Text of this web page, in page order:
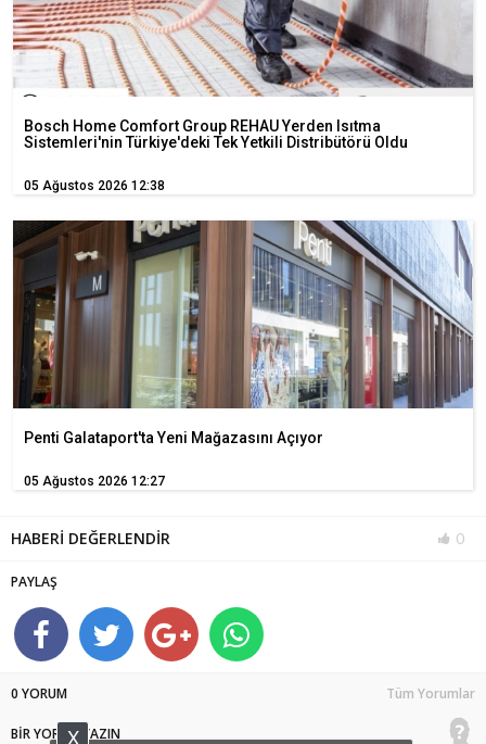
Bosch Home Comfort Group REHAU Yerden Isıtma
Sistemleri'nin Türkiye'deki Tek Yetkili Distribütörü Oldu
05 Ağustos 2026 12:38
Penti Galataport'ta Yeni Mağazasını Açıyor
05 Ağustos 2026 12:27
HABERİ DEĞERLENDİR 0
PAYLAŞ
0 YORUM Tüm Yorumlar
BİR YORUM YAZIN
X